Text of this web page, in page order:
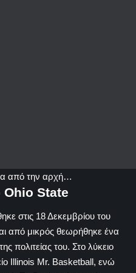
από την αρχή…
Ohio State
στις 18 Δεκεμβρίου του
από μικρός θεωρήθηκε ένα
πολιτείας του. Στο λύκειο
Illinois Mr. Basketball, ενώ